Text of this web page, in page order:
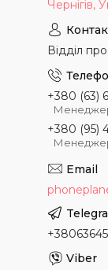
Чернігів,
Відділ
+380 (63)
+380 (95)